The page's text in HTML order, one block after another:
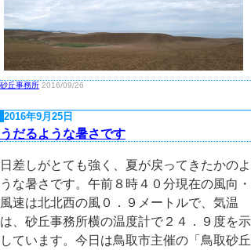
砂丘事務所 2016/09/26
2016年9月25日
うだるような暑さです
日差しがとても強く、夏が戻ってきたかのよ
うな暑さです。午前８時４０分現在の風向・
風速は北北西の風０．９メートルで、気温
は、砂丘事務所横の温度計で２４．９度を示
しています。今日は鳥取市主催の「鳥取砂丘